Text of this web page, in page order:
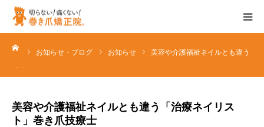
お知らせ・ブログ お知らせ
美容や介護福祉ネイルとも違う
「治療ネイリ…
美容や介護福祉ネイルとも違う「治療ネイリス
ト」巻き爪技療士
ホーム
サービス